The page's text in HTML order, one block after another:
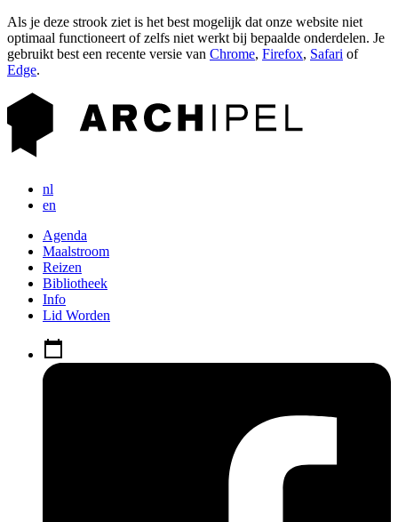
Als je deze strook ziet is het best mogelijk dat onze website niet
optimaal functioneert of zelfs niet werkt bij bepaalde onderdelen. Je
gebruikt best een recente versie van Chrome, Firefox, Safari of
Edge.
nl
en
Agenda
Maalstroom
Reizen
Bibliotheek
Info
Lid Worden